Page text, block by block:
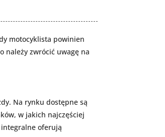
motocyklista powinien
należy zwrócić uwagę na
Na rynku dostępne są
w jakich najczęściej
oferują